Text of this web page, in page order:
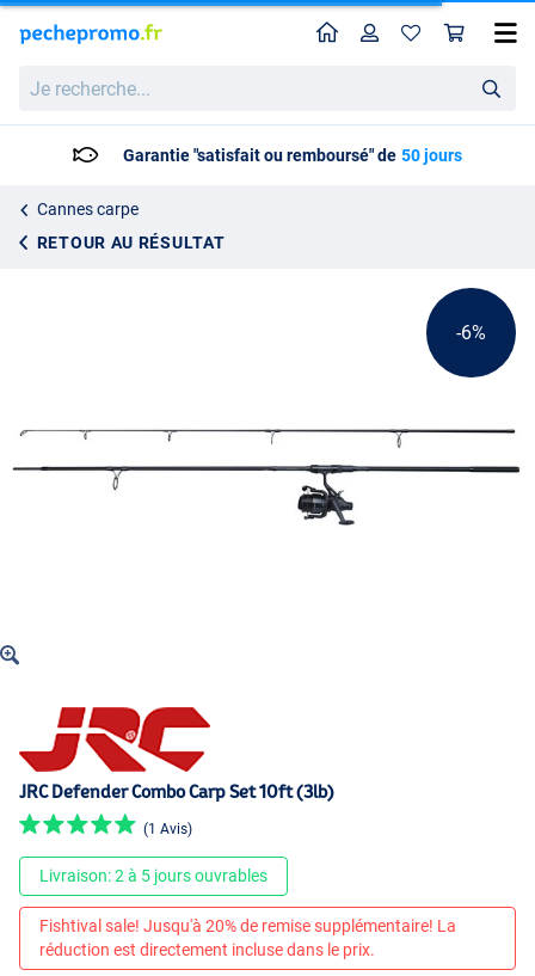
recherche...
HomeProfil
Garantie "satisfait ou remboursé" de 50 jours
Cannes carpe
RETOUR AU RÉSULTAT
JRC Defender Combo Carp Set 10ft (3lb)
-6%
JRC Defender Combo Carp Set 10ft (3lb)
(1 Avis)
Livraison: 2 à 5 jours ouvrables
Fishtival sale! Jusqu'à 20% de remise supplémentaire! La
réduction est directement incluse dans le prix.